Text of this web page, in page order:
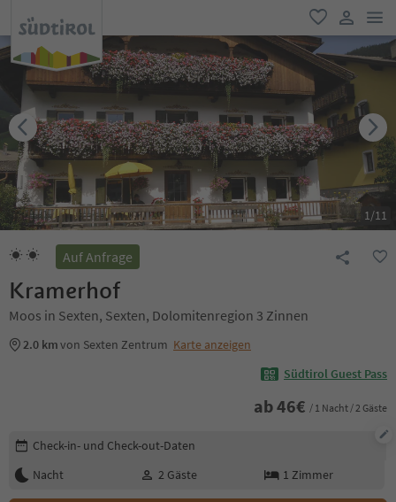
favorit
user link
1/11
Auf Anfrage
Kramerhof
Moos in Sexten, Sexten, Dolomitenregion 3 Zinnen
2.0 kmvon Sexten Zentrum Karte anzeigen
Südtirol Guest Pass
ab46€ / 1 Nacht / 2 Gäste
Buchungsdetails bearbeiten
Check-in- und Check-out-Daten
Nacht
2 Gäste 1 Zimmer